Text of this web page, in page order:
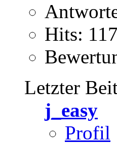
Hits:
Letzter
j_easy
Profil